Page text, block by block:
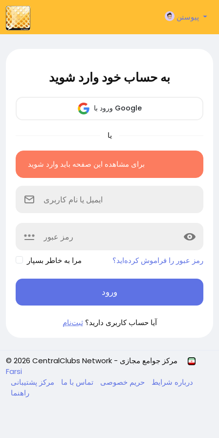
پیوستن
به حساب خود وارد شوید
ورود با Google
یا
برای مشاهده این صفحه باید وارد شوید
مرا به خاطر بسپار رمز عبور را فراموش کرده‌اید؟
ورود
آیا حساب کاربری دارید؟ثبت‌نام
© 2026 CentralClubs Network - مرکز جوامع مجازی
Farsi
درباره شرایط حریم خصوصی تماس با ما
مرکز پشتیبانی
راهنما